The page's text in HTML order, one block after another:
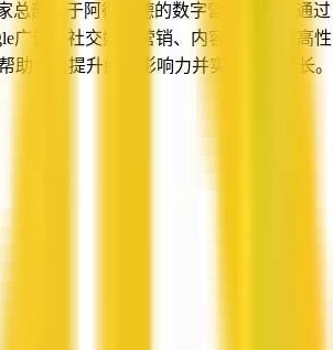
总部位于阿德莱德的数字营销机构，通过
广告、社交媒体营销、内容营销以及高性
助企业提升线上影响力并实现业务增长。